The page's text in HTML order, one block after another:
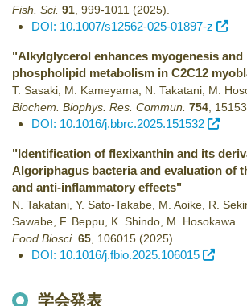
Fish. Sci. 91 999-1011 (2025)
DOI: 10.1007/s12562-025-01897-z
"Alkylglycerol enhances myogenesis and
phospholipid metabolism in C2C12
T. Sasaki, M. Kameyama, N. Takatani, M.
Biochem. Biophys. Res. Commun. 754
DOI: 10.1016/j.bbrc.2025.151532
"Identification of flexixanthin and its
Algoriphagus bacteria and evaluation of
and anti-inflammatory effects"
N. Takatani, Y. Sato-Takabe, M. Aoike, R.
Sawabe, F. Beppu, K. Shindo, M. Hosokawa.
Food Biosci. 65 106015 (2025)
DOI: 10.1016/j.fbio.2025.106015
学会発表